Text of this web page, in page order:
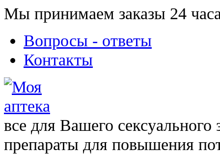
Мы принимаем заказы 24
Вопросы - ответы
Контакты
все для Вашего сексуального
препараты для повышения